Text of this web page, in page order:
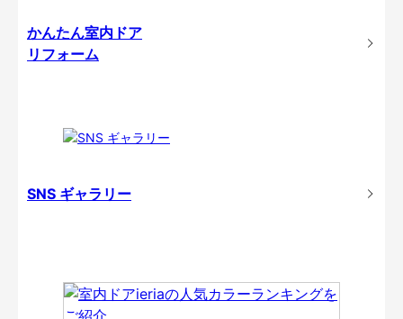
かんたん室内ドア
リフォーム
SNS ギャラリー